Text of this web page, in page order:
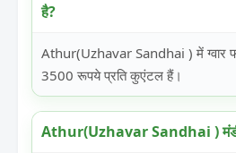
है?
Athur(Uzhavar Sandhai ) में ग्वार
3500 रूपये प्रति कुएंटल हैं।
Athur(Uzhavar Sandhai ) मंडी